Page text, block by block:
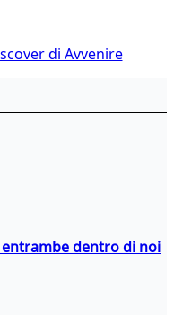
di Avvenire
dentro di noi